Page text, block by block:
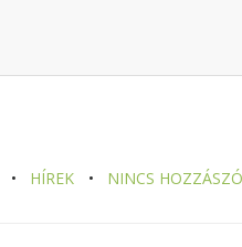
HÍREK NINCS